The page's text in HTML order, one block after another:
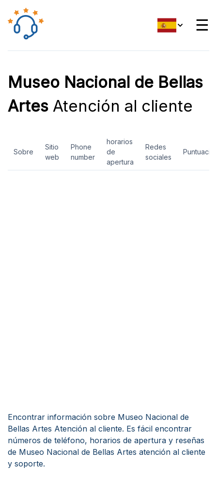
☰
Museo Nacional de Bellas
Artes Atención al cliente
Sobre
Sitio
web
Phone
number
horarios
de
apertura
Redes
sociales
Encontrar información sobre Museo Nacional de
Bellas Artes Atención al cliente. Es fácil encontrar
números de teléfono, horarios de apertura y reseñas
de Museo Nacional de Bellas Artes atención al cliente
y soporte.